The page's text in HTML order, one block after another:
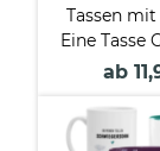
Tassen
Eine Tasse
mit Name
ab